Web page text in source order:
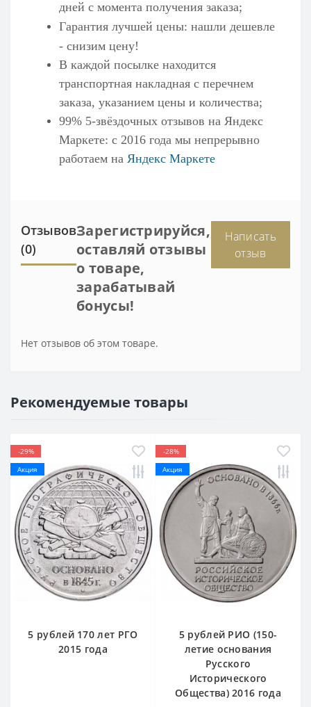
дней с момента получения заказа;
Гарантия лучшей цены: нашли дешевле
- снизим цену!
В каждой посылке находится
транспортная накладная с перечнем
заказа, указанием цены и количества;
99% 5-звёздочных отзывов на Яндекс
Маркете: с 2016 года мы непрерывно
работаем на Яндекс Маркете
Отзывов
(0)
Зарегистрируйся,
оставляй отзывы
о товаре,
зарабатывай
бонусы!
Написать
отзыв
Нет отзывов об этом товаре.
Рекомендуемые товары
-29%
Акция
5 рублей 170 лет РГО
2015 года
-28%
Акция
5 рублей РИО (150-
летие основания
Русского
Исторического
Общества) 2016 года